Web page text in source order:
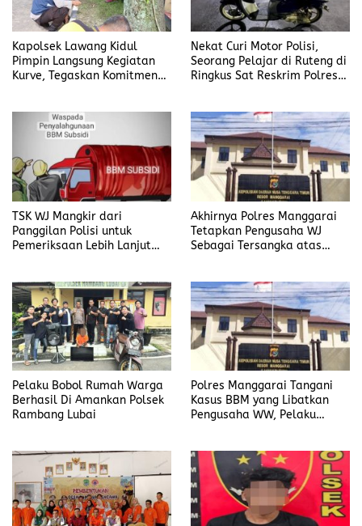
Kapolsek Lawang Kidul
Pimpin Langsung Kegiatan
Kurve, Tegaskan Komitmen
Nekat Curi Motor Polisi,
Seorang Pelajar di Ruteng di
Ringkus Sat Reskrim Polres
TSK WJ Mangkir dari
Panggilan Polisi untuk
Pemeriksaan Lebih Lanjut
Apa?
Akhirnya Polres Manggarai
Tetapkan Pengusaha WJ
Sebagai Tersangka atas
Pelaku Bobol Rumah Warga
Berhasil Di Amankan Polsek
Rambang Lubai
Polres Manggarai Tangani
Kasus BBM yang Libatkan
Pengusaha WW, Pelaku